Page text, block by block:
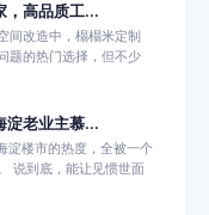
，高品质工...
间改造中，榻榻米定制
题的热门选择，但不少
淀老业主慕...
淀楼市的热度，全被一个
说到底，能让见惯世面